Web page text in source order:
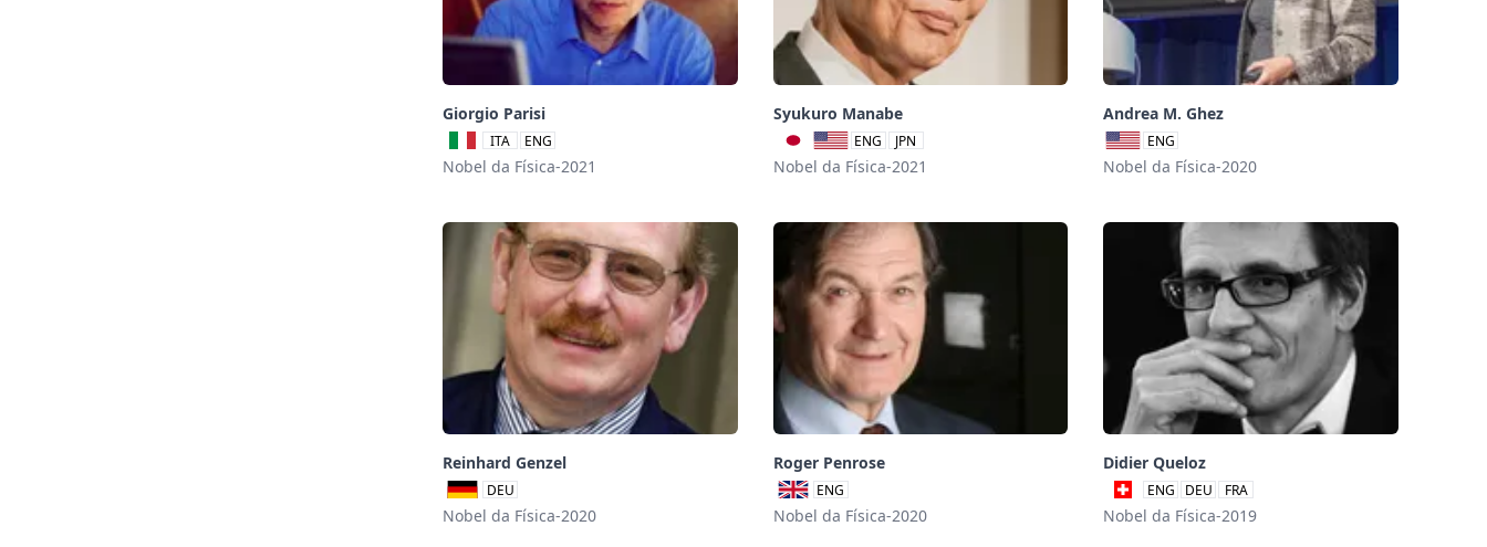
Giorgio Parisi
ITA ENG
Nobel da Física-2021
Syukuro Manabe
ENG JPN
Nobel da Física-2021
Andrea M. Ghez
ENG
Nobel da Física-2020
Reinhard Genzel
DEU
Nobel da Física-2020
Roger Penrose
ENG
Nobel da Física-2020
Didier Queloz
ENG DEU FRA
Nobel da Física-2019